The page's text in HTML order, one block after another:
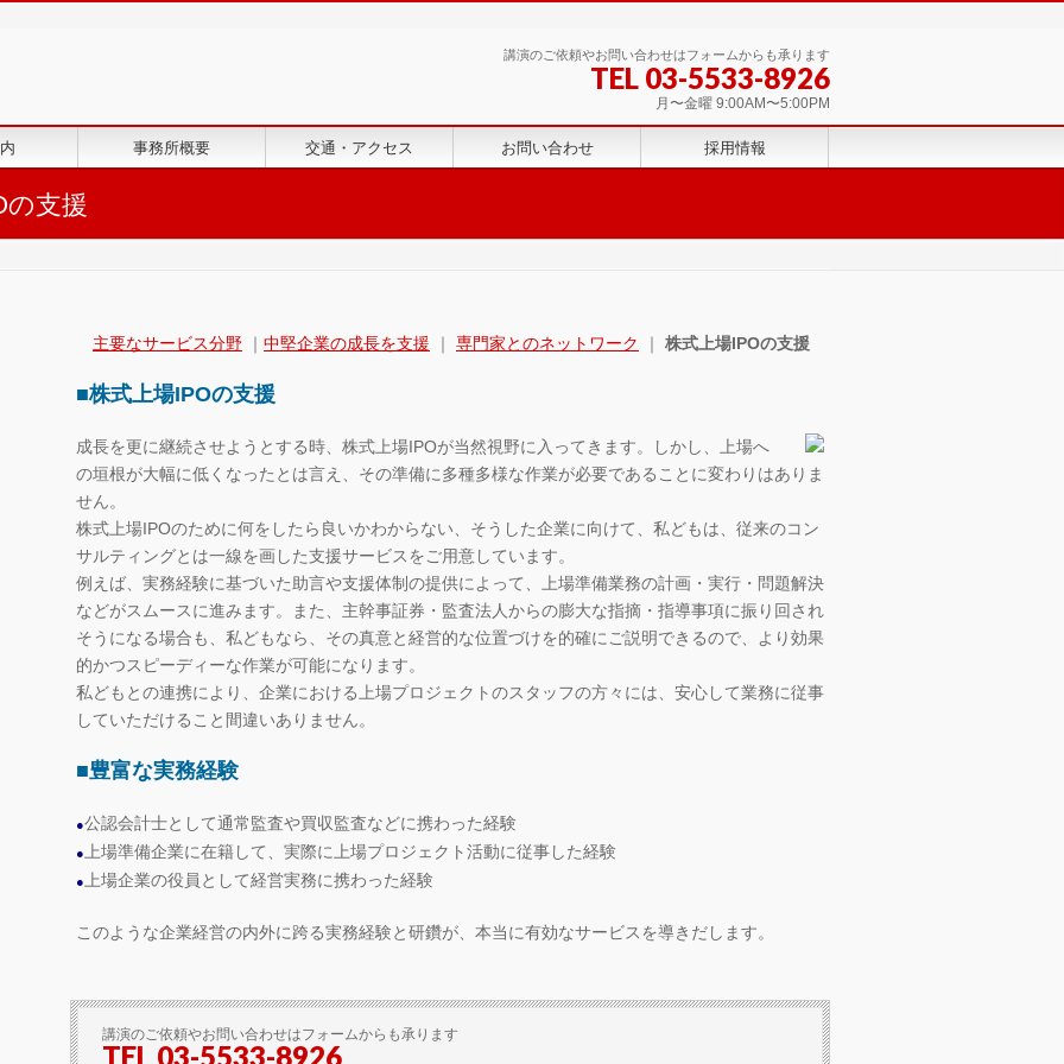
講演のご依頼やお問い合わせはフォームからも承ります
TEL 03-5533-8926
月〜金曜 9:00AM〜5:00PM
事務所概要 交通・アクセス お問い合わせ 採用情報
の支援
主要なサービス分野 ｜ 中堅企業の成長を支援 ｜ 専門家とのネットワーク ｜ 株式上場IPOの支援
■株式上場IPOの支援
成長を更に継続させようとする時、株式上場IPOが当然視野に入ってきます。しかし、上場へ
の垣根が大幅に低くなったとは言え、その準備に多種多様な作業が必要であることに変わりはありま
せん。
株式上場IPOのために何をしたら良いかわからない、そうした企業に向けて、私どもは、従来のコン
サルティングとは一線を画した支援サービスをご用意しています。
例えば、実務経験に基づいた助言や支援体制の提供によって、上場準備業務の計画・実行・問題解決
などがスムースに進みます。また、主幹事証券・監査法人からの膨大な指摘・指導事項に振り回され
そうになる場合も、私どもなら、その真意と経営的な位置づけを的確にご説明できるので、より効果
的かつスピーディーな作業が可能になります。
私どもとの連携により、企業における上場プロジェクトのスタッフの方々には、安心して業務に従事
していただけること間違いありません。
■豊富な実務経験
●公認会計士として通常監査や買収監査などに携わった経験
● 上場準備企業に在籍して、実際に上場プロジェクト活動に従事した経験
● 上場企業の役員として経営実務に携わった経験
このような企業経営の内外に跨る実務経験と研鑽が、本当に有効なサービスを導きだします。
講演のご依頼やお問い合わせはフォームからも承ります
TEL 03-5533-8926